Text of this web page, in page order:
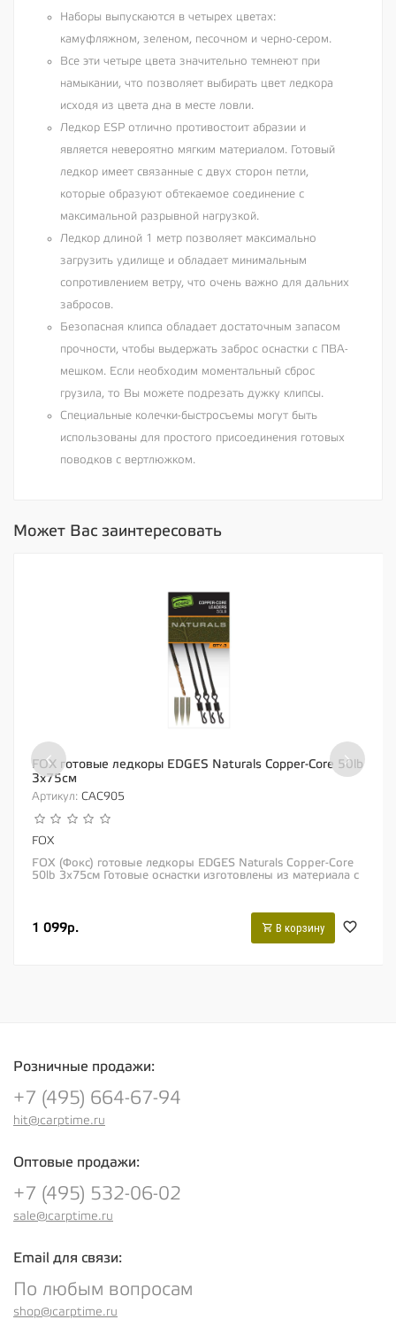
Наборы выпускаются в четырех цветах:
камуфляжном, зеленом, песочном и черно-сером.
Все эти четыре цвета значительно темнеют при
намыкании, что позволяет выбирать цвет ледкора
исходя из цвета дна в месте ловли.
Ледкор ESP отлично противостоит абразии и
является невероятно мягким материалом. Готовый
ледкор имеет связанные с двух сторон петли,
которые образуют обтекаемое соединение с
максимальной разрывной нагрузкой.
Ледкор длиной 1 метр позволяет максимально
загрузить удилище и обладает минимальным
сопротивлением ветру, что очень важно для дальних
забросов.
Безопасная клипса обладает достаточным запасом
прочности, чтобы выдержать заброс оснастки с ПВА-
мешком. Если необходим моментальный сброс
грузила, то Вы можете подрезать дужку клипсы.
Специальные колечки-быстросъемы могут быть
использованы для простого присоединения готовых
поводков с вертлюжком.
Может Вас заинтересовать
FOX готовые ледкоры EDGES Naturals Copper-Core 50lb
3х75см
Артикул: CAC905
FOX
FOX (Фокс) готовые ледкоры EDGES Naturals Copper-Core
50lb 3х75см Готовые оснастки изготовлены из материала с
1 099р. В корзину
‹ ›
Розничные продажи:
+7 (495) 664-67-94
hit@carptime.ru
Оптовые продажи:
+7 (495) 532-06-02
sale@carptime.ru
Email для связи:
По любым вопросам
shop@carptime.ru